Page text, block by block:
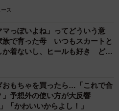
ス
マっぽいよね」ってどういう意
で育った母 いつもスカートと
か着ないし、ヒールも好き どの
おもちゃを買ったら…「これで合
」予想外の使い方が大反響
「かわいいからよし！」